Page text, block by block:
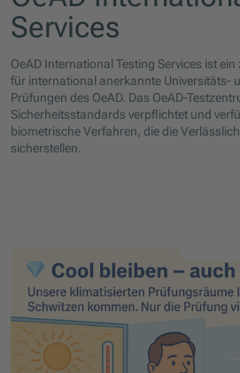
Services
OeAD International Testing Services ist
für international anerkannte Universitäts-
Prüfungen des OeAD. Das OeAD-
Sicherheitsstandards verpflichtet und
biometrische Verfahren, die die
sicherstellen.